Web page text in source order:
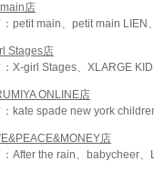
店
petit main、petit main LIEN
Stages店
X-girl Stages、XLARGE
ONLINE店
kate spade new york
店
After the rain、babycheer